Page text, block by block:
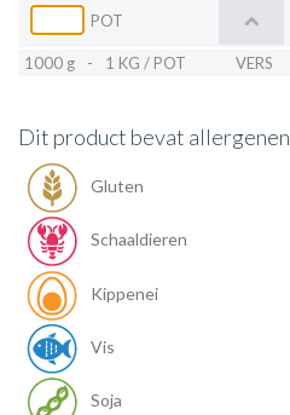
POT
1000 g - 1 KG / POT VERS
Dit product bevat allergenen
Gluten
Schaaldieren
Kippenei
Vis
Soja